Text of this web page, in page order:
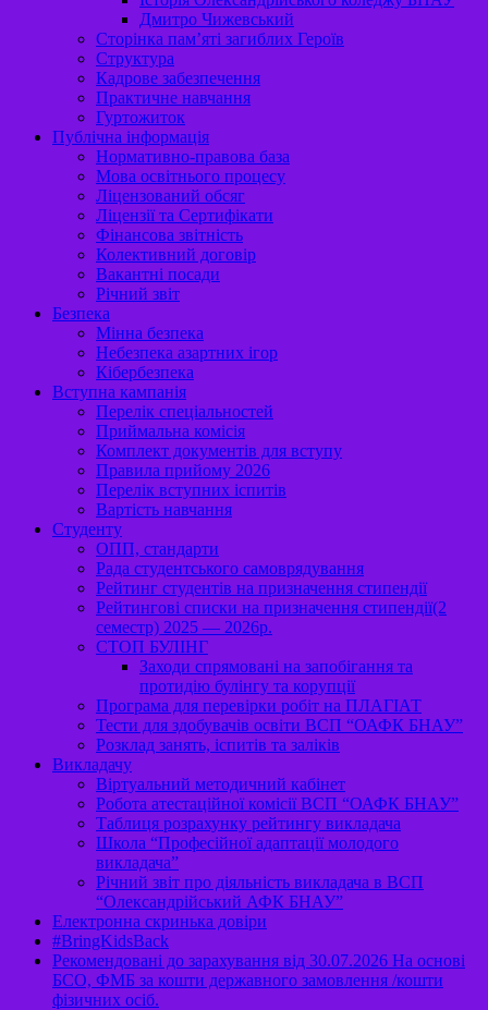
Дмитро Чижевський
Сторінка пам’яті загиблих Героїв
Структура
Кадрове забезпечення
Практичне навчання
Гуртожиток
Публічна інформація
Нормативно-правова база
Мова освітнього процесу
Ліцензований обсяг
Ліцензії та Сертифікати
Фінансова звітність
Колективний договір
Вакантні посади
Річний звіт
Безпека
Мінна безпека
Небезпека азартних ігор
Кібербезпека
Вступна кампанія
Перелік спеціальностей
Приймальна комісія
Комплект документів для вступу
Правила прийому 2026
Перелік вступних іспитів
Вартість навчання
Студенту
ОПП, стандарти
Рада студентського самоврядування
Рейтинг студентів на призначення стипендії
Рейтингові списки на призначення стипендії(2
семестр) 2025 — 2026р.
СТОП БУЛІНГ
Заходи спрямовані на запобігання та
протидію булінгу та корупції
Програма для перевірки робіт на ПЛАГІАТ
Тести для здобувачів освіти ВСП “ОАФК БНАУ”
Розклад занять, іспитів та заліків
Викладачу
Віртуальний методичний кабінет
Робота атестаційної комісії ВСП “ОАФК БНАУ”
Таблиця розрахунку рейтингу викладача
Школа “Професійної адаптації молодого
викладача”
Річний звіт про діяльність викладача в ВСП
“Олександрійський АФК БНАУ”
Електронна скринька довіри
#BringKidsBack
Рекомендовані до зарахування від 30.07.2026 На основі
БСО, ФМБ за кошти державного замовлення /кошти
фізичних осіб.